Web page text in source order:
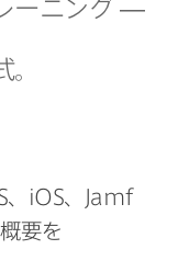
ーニング —
、 iOS、
Jamf
要を​